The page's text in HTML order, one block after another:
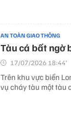
AN TOÀN GIAO THÔNG
Tàu cá bất ngờ
17/07/2026 18:44’
Trên khu vực biển
vụ cháy tàu một tàu